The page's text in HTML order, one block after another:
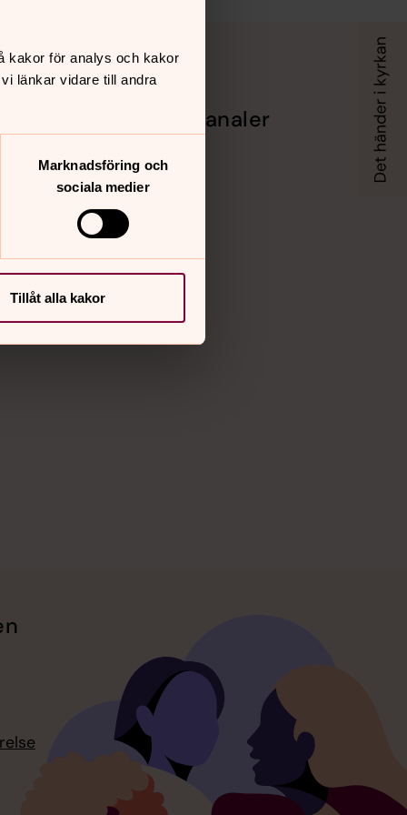
kakor för analys och kakor
länkar vidare till andra
Marknadsföring och
sociala medier
Tillåt alla kakor
Sociala kanaler
Facebook
Instagram
Vimeo